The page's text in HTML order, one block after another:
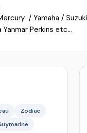
/ Yamaha / Suzuki
Perkins etc...
Zodiac